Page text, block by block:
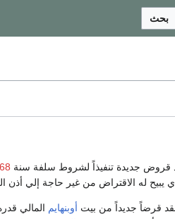
بحث
قروض جديدة تنفيذاً لشروط سلفة سنة
يبيح له الاقتراض من غير حاجة إلي أذن
قرضاً جديداً من بيت أوبنهايم